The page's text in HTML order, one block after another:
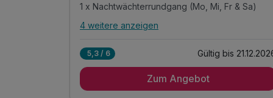
1 x Nachtwächterrundgang (Mo, Mi, Fr & Sa)
Alle Inklusivleistungen
7 x reichhaltiges Frühstücksbuffet
4 weitere anzeigen
5,3 / 6 Gültig bis
Zum Angebot